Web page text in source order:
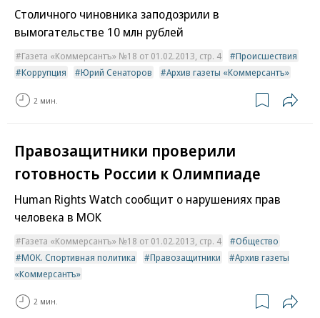
Столичного чиновника заподозрили в
вымогательстве 10 млн рублей
Газета «Коммерсантъ» №18 от 01.02.2013, стр. 4
Происшествия
Коррупция
Юрий Сенаторов Архив газеты «Коммерсантъ»
2 мин.
Правозащитники проверили
готовность России к Олимпиаде
Human Rights Watch сообщит о нарушениях прав
человека в МОК
Газета «Коммерсантъ» №18 от 01.02.2013, стр. 4
Общество
МОК. Спортивная политика
Правозащитники
Архив газеты
«Коммерсантъ»
2 мин.